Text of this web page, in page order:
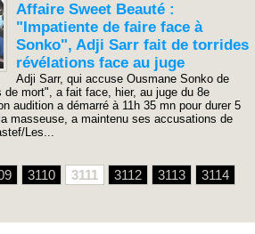
Affaire Sweet Beauté :
"Impatiente de faire face à
Sonko", Adji Sarr fait de torrides
révélations face au juge
Adji Sarr, qui accuse Ousmane Sonko de
mort", a fait face, hier, au juge du 8e
audition a démarré à 11h 35 mn pour durer 5
masseuse, a maintenu ses accusations de
Les...
3110 3111 3112 3113
3114